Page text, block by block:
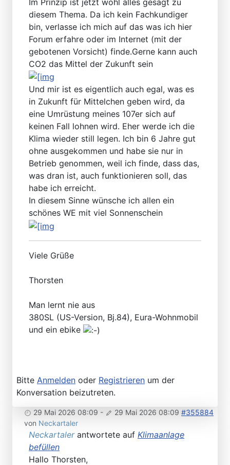
diesem Thema. Da ich kein Fachkundiger
bin, verlasse ich mich auf das was ich hier
Forum erfahre oder im Internet (mit der
gebotenen Vorsicht) finde.Gerne kann auch
CO2 das Mittel der Zukunft sein
Und mir ist es eigentlich auch egal, was es
in Zukunft für Mittelchen geben wird, da
eine Umrüstung meines 107er sich auf
keinen Fall lohnen wird. Eher werde ich die
Klima wieder still legen. Ich bin 6 Jahre gut
ohne ausgekommen und habe sie nur in
Betrieb genommen, weil ich finde, dass das,
was dran ist, auch funktionieren soll, das
habe ich erreicht.
In diesem Sinne wünsche ich allen ein
schönes WE mit viel Sonnenschein
Viele Grüße
Thorsten
Man lernt nie aus
380SL (US-Version, Bj.84), Eura-Wohnmobil
und ein ebike
Bitte Anmelden oder Registrieren um der
Konversation beizutreten.
29 Mai 2026 08:09 - 29 Mai 2026 08:09 #355884
von Neckartaler
Neckartalerantwortete auf Klimaanlage
befüllen
Hallo Thorsten,